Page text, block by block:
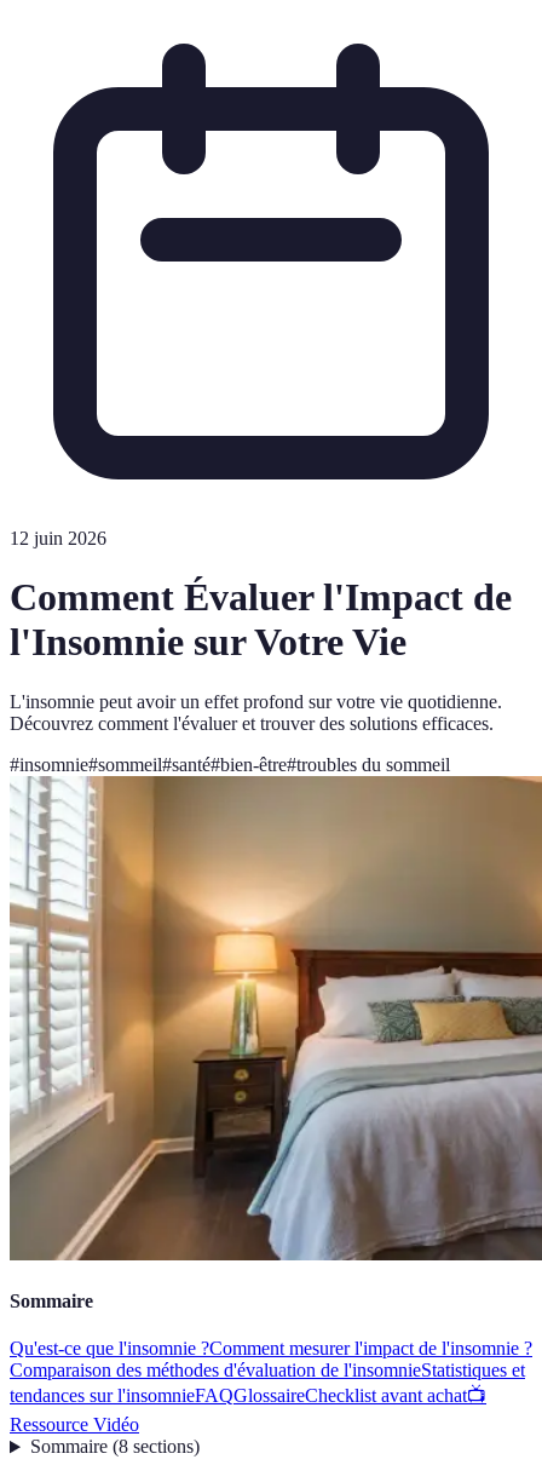
12 juin 2026
Comment Évaluer l'Impact de
l'Insomnie sur Votre Vie
L'insomnie peut avoir un effet profond sur votre vie quotidienne.
Découvrez comment l'évaluer et trouver des solutions efficaces.
#insomnie#sommeil#santé#bien-être#troubles du sommeil
Sommaire
Qu'est-ce que l'insomnie ?Comment mesurer l'impact de l'insomnie ?
Comparaison des méthodes d'évaluation de l'insomnieStatistiques et
tendances sur l'insomnieFAQGlossaireChecklist avant achat📺
Ressource Vidéo
Sommaire(8 sections)